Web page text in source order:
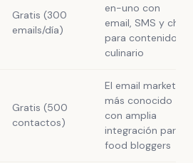
Gratis (300
emails/día)
en-uno con
email, SMS y chat
para contenido
culinario
Gratis (500
contactos)
El email marketing
más conocido
con amplia
integración para
food bloggers